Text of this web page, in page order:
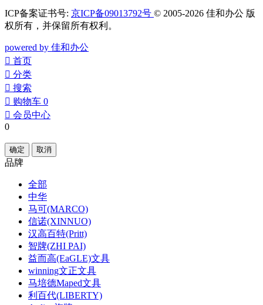
ICP备案证书号: 京ICP备09013792号 © 2005-2026 佳和办公 版
权所有，并保留所有权利。
powered by 佳和办公
󰀁 首页
󰀂 分类
󰀃 搜索
󰀄 购物车 0
󰀅 会员中心
0
确定 取消
品牌
全部
中华
马可(MARCO)
信诺(XINNUO)
汉高百特(Pritt)
智牌(ZHI PAI)
益而高(EaGLE)文具
winning文正文具
马培德Maped文具
利百代(LIBERTY)